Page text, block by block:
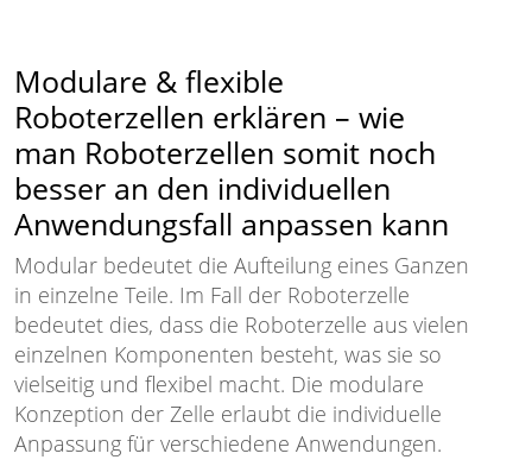
Modulare & flexible
Roboterzellen erklären – wie
man Roboterzellen somit noch
besser an den individuellen
Anwendungsfall anpassen kann
Modular bedeutet die Aufteilung eines Ganzen
in einzelne Teile. Im Fall der Roboterzelle
bedeutet dies, dass die Roboterzelle aus vielen
einzelnen Komponenten besteht, was sie so
vielseitig und flexibel macht. Die modulare
Konzeption der Zelle erlaubt die individuelle
Anpassung für verschiedene Anwendungen.